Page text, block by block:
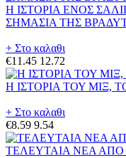
Η ΙΣΤΟΡΙΑ ΕΝΟΣ
ΣΗΜΑΣΙΑ ΤΗΣ
+ Στο καλαθι
€11.45 12.72
Η ΙΣΤΟΡΙΑ ΤΟΥ ΜΙΞ,
+ Στο καλαθι
€8.59 9.54
ΤΕΛΕΥΤΑΙΑ ΝΕΑ